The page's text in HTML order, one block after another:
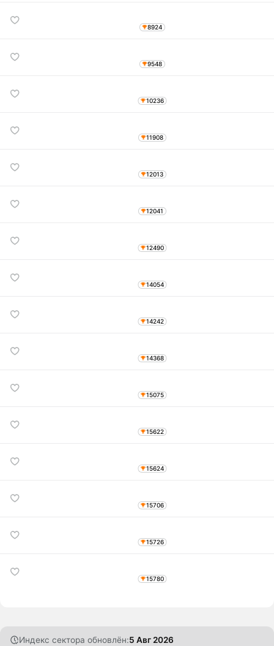
8924
9548
10236
11908
12013
12041
12490
14054
14242
14368
15075
15622
15624
15706
15726
15780
Индекс сектора обновлён:5 Авг 2026